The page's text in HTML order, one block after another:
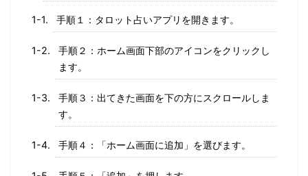
手順１：タロット占いアプリを開きます。
手順２：ホーム画面下部のアイコンをクリックし
ます。
手順３：出てきた画面を下の方にスクロールしま
す。
手順４：「ホーム画面に追加」を選びます。